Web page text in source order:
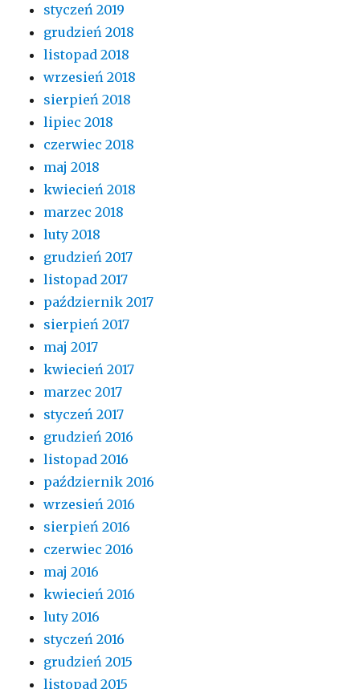
styczeń 2019
grudzień 2018
listopad 2018
wrzesień 2018
sierpień 2018
lipiec 2018
czerwiec 2018
maj 2018
kwiecień 2018
marzec 2018
luty 2018
grudzień 2017
listopad 2017
październik 2017
sierpień 2017
maj 2017
kwiecień 2017
marzec 2017
styczeń 2017
grudzień 2016
listopad 2016
październik 2016
wrzesień 2016
sierpień 2016
czerwiec 2016
maj 2016
kwiecień 2016
luty 2016
styczeń 2016
grudzień 2015
listopad 2015